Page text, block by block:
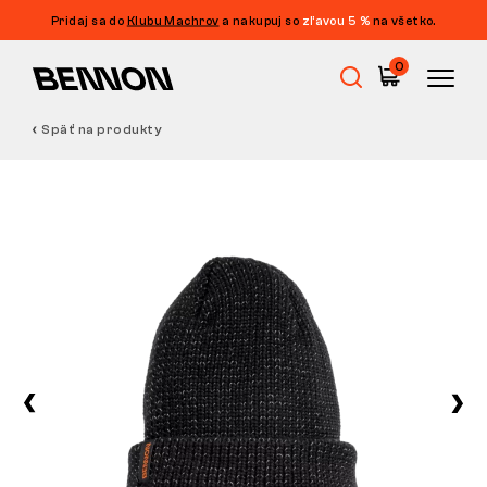
Pridaj sa do Klubu Machrov a nakupuj so zľavou 5 % na všetko.
0
Voľnočasová obuv
Späť na produkty